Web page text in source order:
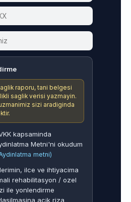
raporu, tani belgesi
saglik verisi yazmayin.
sizi aradiginda
kapsaminda
Metni'ni okudum
metni)
ilce ve ihtiyacima
rehabilitasyon / ozel
ile yonlendirme
acik riza